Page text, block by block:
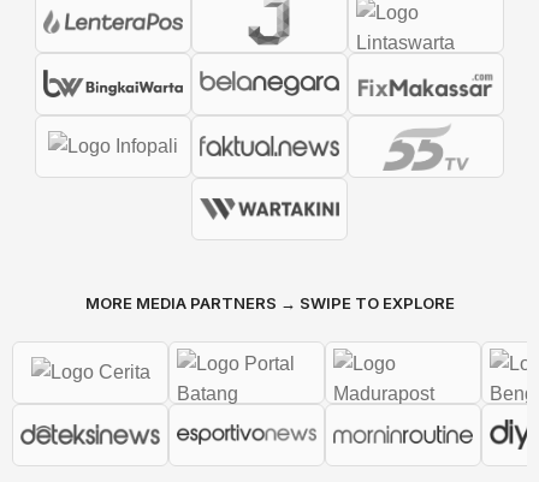
MORE MEDIA PARTNERS → SWIPE TO EXPLORE